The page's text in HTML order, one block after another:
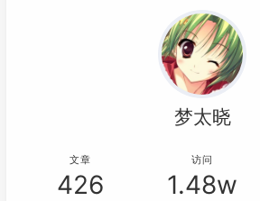
梦太晓
文章
426
访问
1.48w